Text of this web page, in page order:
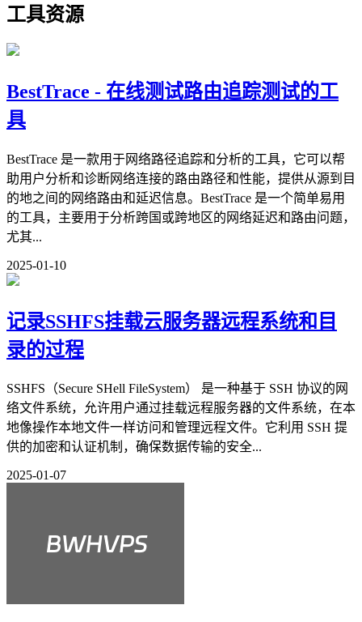
工具资源
BestTrace - 在线测试路由追踪测试的工
具
BestTrace 是一款用于网络路径追踪和分析的工具，它可以帮
助用户分析和诊断网络连接的路由路径和性能，提供从源到目
的地之间的网络路由和延迟信息。BestTrace 是一个简单易用
的工具，主要用于分析跨国或跨地区的网络延迟和路由问题，
尤其...
2025-01-10
记录SSHFS挂载云服务器远程系统和目
录的过程
SSHFS（Secure SHell FileSystem） 是一种基于 SSH 协议的网
络文件系统，允许用户通过挂载远程服务器的文件系统，在本
地像操作本地文件一样访问和管理远程文件。它利用 SSH 提
供的加密和认证机制，确保数据传输的安全...
2025-01-07